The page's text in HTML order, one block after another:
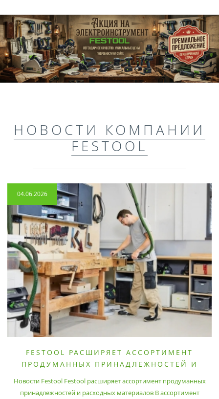
НОВОСТИ КОМПАНИИ
FESTOOL
04.06.2026
FESTOOL РАСШИРЯЕТ АССОРТИМЕНТ
ПРОДУМАННЫХ ПРИНАДЛЕЖНОСТЕЙ И
Новости Festool Festool расширяет ассортимент продуманных
принадлежностей и расходных материалов В ассортимент